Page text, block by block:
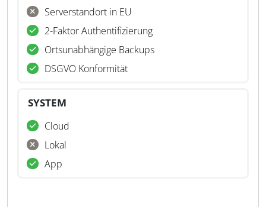
Serverstandort in EU
2-Faktor Authentifizierung
Ortsunabhängige Backups
DSGVO Konformität
SYSTEM
Cloud
Lokal
App